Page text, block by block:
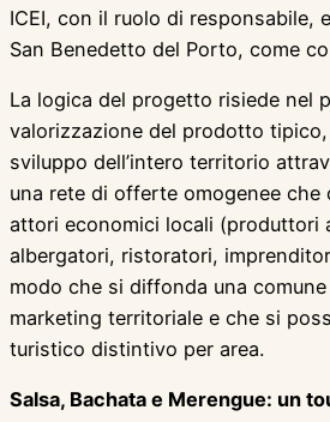
ICEI, con il ruolo di responsabile,
San Benedetto del Porto, come
La logica del progetto risiede nel
valorizzazione del prodotto
sviluppo dell’intero territorio
una rete di offerte omogenee che
attori economici locali (produttori
albergatori, ristoratori,
modo che si diffonda una
marketing territoriale e che si
turistico distintivo per area.
Salsa, Bachata e Merengue: un